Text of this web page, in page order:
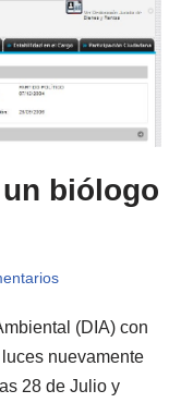
biólogo
(DIA) con
nuevamente
28 de Julio y